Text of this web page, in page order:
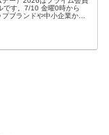
です。7/10 金曜0時から
ブランドや中小企業から